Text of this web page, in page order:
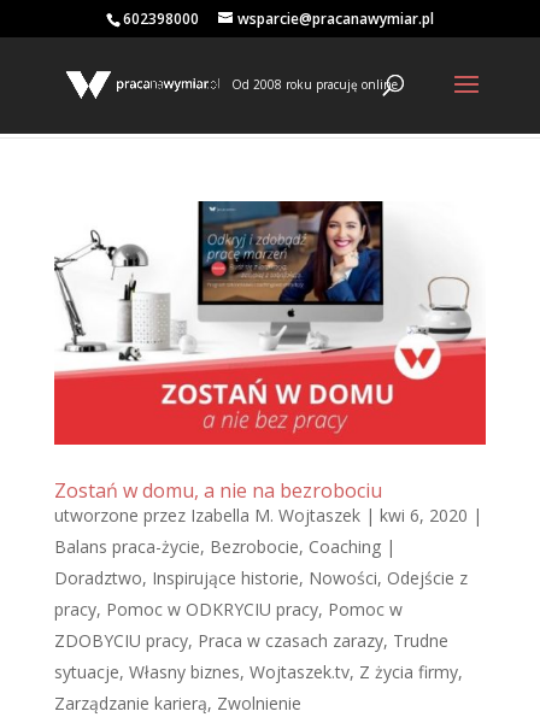
602398000 wsparcie@pracanawymiar.pl
Od 2008 roku pracuję online
Zostań w domu, a nie na bezrobociu
utworzone przez Izabella M. Wojtaszek| kwi 6, 2020 |
Balans praca-życie, Bezrobocie, Coaching |
Doradztwo, Inspirujące historie, Nowości, Odejście z
pracy, Pomoc w ODKRYCIU pracy, Pomoc w
ZDOBYCIU pracy, Praca w czasach zarazy, Trudne
sytuacje, Własny biznes, Wojtaszek.tv, Z życia firmy,
Zarządzanie karierą, Zwolnienie